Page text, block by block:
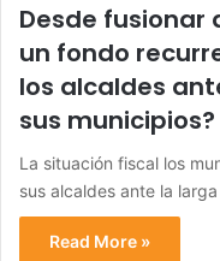
Desde fusionar
un fondo
los alcaldes
sus municipios?
La situación fiscal los
sus alcaldes ante la
Read More »